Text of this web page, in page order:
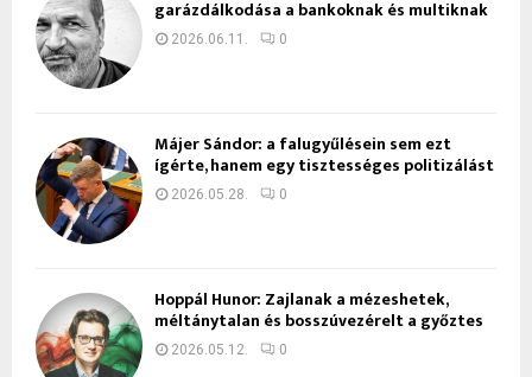
garázdálkodása a bankoknak és multiknak
2026.06.11. 0
Májer Sándor: a falugyűlésein sem ezt
ígérte, hanem egy tisztességes politizálást
2026.05.28. 0
Hoppál Hunor: Zajlanak a mézeshetek,
méltánytalan és bosszúvezérelt a győztes
2026.05.12. 0